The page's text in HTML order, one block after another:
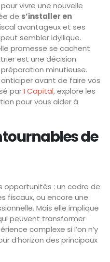
vivre une nouvelle
de s’installer en
avantageux et ses
sembler idyllique.
promesse se cachent
est une décision
minutieuse.
avant de faire vos
parI Capital, explore les
pour vous aider à
de
opportunités : un cadre de
fiscaux, ou encore une
Mais elle implique
peuvent transformer
complexe si l’on n’y
d’horizon des principaux